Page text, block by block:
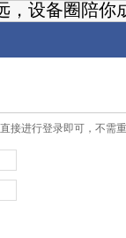
，设备圈陪你
接进行登录即可，不需